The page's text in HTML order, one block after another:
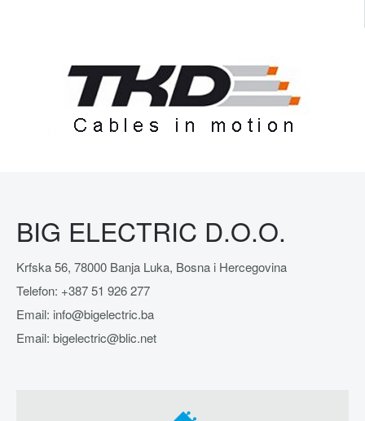
BIG ELECTRIC D.O.O.
Krfska 56, 78000 Banja Luka, Bosna i Hercegovina
Telefon: +387 51 926 277
Email: info@bigelectric.ba
Email: bigelectric@blic.net